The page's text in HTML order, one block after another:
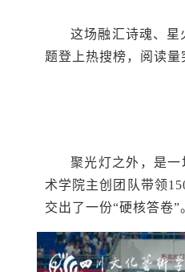
这场融汇诗魂、
题登上热搜榜，阅读
聚光灯之外，是
术学院主创团队带领
交出了一份“硬核答卷”